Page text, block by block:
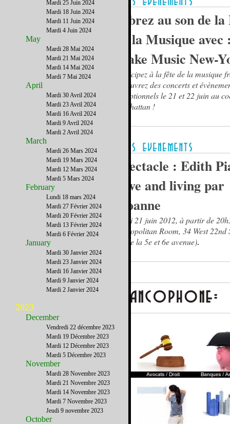
Vibrez au son de
de la Musique avec
Make Music New-
Participez à la fête de la musique
découvrez des concerts et
exceptionnels le 21 et 22 juin au
Manhattan !
Spectacle : Edith
alive and living par
Floanne
Jeudi 21 juin 2012, à partir de
Metropolitan Room, 34 West 22nd
(entre la 5e et 6e avenue).
Mardi 25 Juin 2024
Mardi 18 Juin 2024
Mardi 11 Juin 2024
Mardi 4 Juin 2024
May
Mardi 28 Mai 2024
Mardi 21 Mai 2024
Mardi 14 Mai 2024
Mardi 7 Mai 2024
April
Mardi 30 Avril 2024
Mardi 23 Avril 2024
Mardi 16 Avril 2024
Mardi 9 Avril 2024
Mardi 2 Avril 2024
March
Mardi 26 Mars 2024
Mardi 19 Mars 2024
Mardi 12 Mars 2024
Mardi 5 Mars 2024
February
Lundi 18 mars 2024
Mardi 27 Février 2024
Mardi 20 Février 2024
Mardi 13 Février 2024
Mardi 6 Février 2024
January
Mardi 30 Janvier 2024
Mardi 23 Janvier 2024
Mardi 16 Janvier 2024
Mardi 9 Janvier 2024
Mardi 2 Janvier 2024
2023
December
Vendredi 22 décembre 2023
Mardi 19 Décembre 2023
Mardi 12 Décembre 2023
Mardi 5 Décembre 2023
November
Mardi 28 Novembre 2023
Mardi 21 Novembre 2023
Mardi 14 Novembre 2023
Mardi 7 Novembre 2023
Jeudi 9 novembre 2023
October